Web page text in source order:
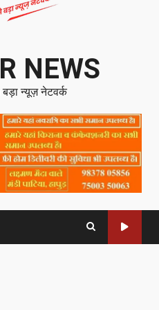
NEWS
न्यूज़ नेटवर्क